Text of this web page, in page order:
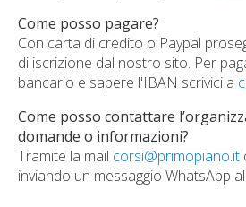
Come posso pagare?
Con carta di credito o Paypal
di iscrizione dal nostro sito. Per
bancario e sapere l'IBAN scrivici a
Come posso contattare
domande o informazioni?
Tramite la mail corsi@primopiano.it
inviando un messaggio WhatsApp